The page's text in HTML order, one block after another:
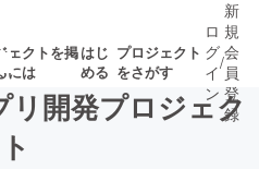
ェクトを掲
には
はじ
める
プロジェクト
をさがす
ロ
グ
イ
ン
/
新
規
会
員
登
録
リ開発プロジェク
ト